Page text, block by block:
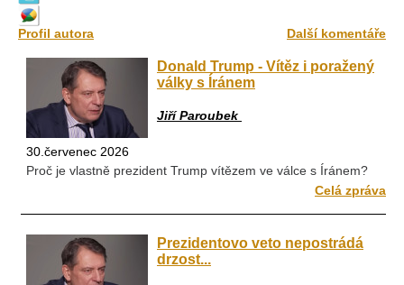
Profil autora Další komentáře
Donald Trump - Vítěz i poražený
války s Íránem
Jiří Paroubek
30.červenec 2026
Proč je vlastně prezident Trump vítězem ve válce s Íránem?
Celá zpráva
Prezidentovo veto nepostrádá
drzost...